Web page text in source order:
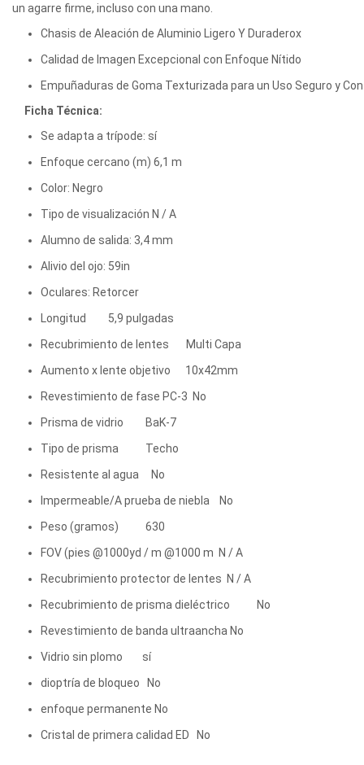
un agarre firme, incluso con una mano.
Chasis de Aleación de Aluminio Ligero Y Duraderox
Calidad de Imagen Excepcional con Enfoque Nítido
Empuñaduras de Goma Texturizada para un Uso Seguro y
Ficha Técnica:
Se adapta a trípode: sí
Enfoque cercano (m) 6,1 m
Color: Negro
Tipo de visualización N / A
Alumno de salida: 3,4 mm
Alivio del ojo: 59in
Oculares: Retorcer
Longitud 5,9 pulgadas
Recubrimiento de lentes Multi Capa
Aumento x lente objetivo 10x42mm
Revestimiento de fase PC-3 No
Prisma de vidrio BaK-7
Tipo de prisma Techo
Resistente al agua No
Impermeable/A prueba de niebla No
Peso (gramos) 630
FOV (pies @1000yd / m @1000 m N / A
Recubrimiento protector de lentes N / A
Recubrimiento de prisma dieléctrico No
Revestimiento de banda ultraancha No
Vidrio sin plomo sí
dioptría de bloqueo No
enfoque permanente No
Cristal de primera calidad ED No